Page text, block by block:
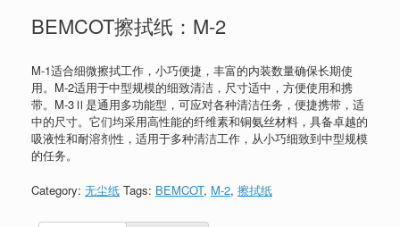
BEMCOT擦拭纸：M-2
M-1适合细微擦拭工作，小巧便捷，丰富的内装数量确保长期使
用。M-2适用于中型规模的细致清洁，尺寸适中，方便使用和携
带。M-3Ⅱ是通用多功能型，可应对各种清洁任务，便捷携带，适
中的尺寸。它们均采用高性能的纤维素和铜氨丝材料，具备卓越的
吸液性和耐溶剂性，适用于多种清洁工作，从小巧细致到中型规模
的任务。
Category: 无尘纸 Tags: BEMCOT, M-2, 擦拭纸